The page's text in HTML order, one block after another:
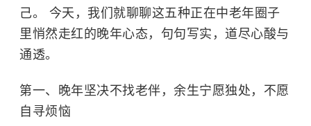
己。 今天，我们就聊聊这五种正在中老年圈子
里悄然走红的晚年心态，句句写实，道尽心酸与
通透。
第一、晚年坚决不找老伴，余生宁愿独处，不愿
自寻烦恼